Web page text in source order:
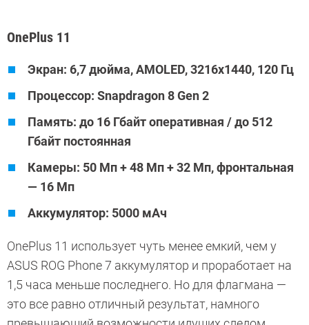
OnePlus 11
Экран: 6,7 дюйма, AMOLED, 3216x1440, 120 Гц
Процессор: Snapdragon 8 Gen 2
Память: до 16 Гбайт оперативная / до 512
Гбайт постоянная
Камеры: 50 Мп + 48 Мп + 32 Мп, фронтальная
— 16 Мп
Аккумулятор: 5000 мАч
OnePlus 11 использует чуть менее емкий, чем у
ASUS ROG Phone 7 аккумулятор и проработает на
1,5 часа меньше последнего. Но для флагмана —
это все равно отличный результат, намного